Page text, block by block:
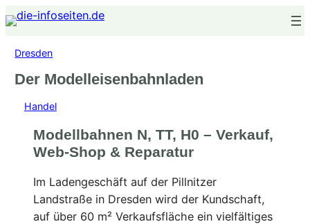
Zum
Inhalt
springen
Dresden
Der Modelleisenbahnladen
Handel
Modellbahnen N, TT, H0 – Verkauf,
Web-Shop & Reparatur
Im Ladengeschäft auf der Pillnitzer
Landstraße in Dresden wird der Kundschaft,
auf über 60 m² Verkaufsfläche ein vielfältiges